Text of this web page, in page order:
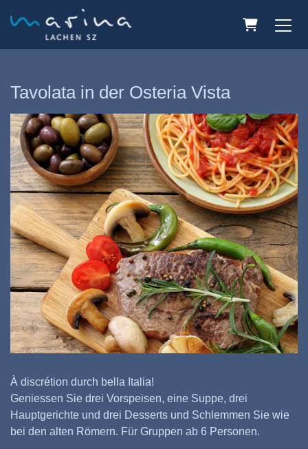
Warenkorb
Tavolata in der Osteria Vista
À discrétion durch bella Italia!
Geniessen Sie drei Vorspeisen, eine Suppe, drei
Hauptgerichte und drei Desserts und Schlemmen Sie wie
bei den alten Römern. Für Gruppen ab 6 Personen.